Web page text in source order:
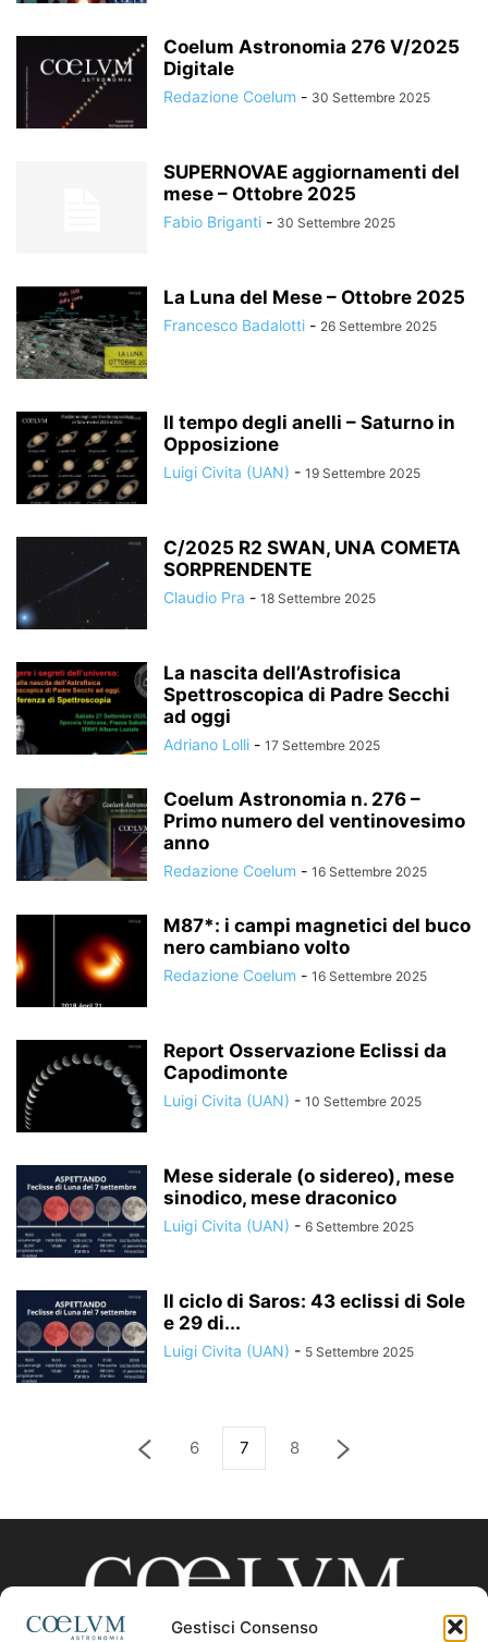
Gestisci Consenso
Coelum Astronomia 276 V/2025
Digitale
Redazione Coelum - 30 Settembre 2025
SUPERNOVAE aggiornamenti del
mese – Ottobre 2025
Fabio Briganti - 30 Settembre 2025
La Luna del Mese – Ottobre 2025
Francesco Badalotti - 26 Settembre 2025
Il tempo degli anelli – Saturno in
Opposizione
Luigi Civita (UAN) - 19 Settembre 2025
C/2025 R2 SWAN, UNA COMETA
SORPRENDENTE
Claudio Pra - 18 Settembre 2025
La nascita dell’Astrofisica
Spettroscopica di Padre Secchi
ad oggi
Adriano Lolli - 17 Settembre 2025
Coelum Astronomia n. 276 –
Primo numero del ventinovesimo
anno
Redazione Coelum - 16 Settembre 2025
M87*: i campi magnetici del buco
nero cambiano volto
Redazione Coelum - 16 Settembre 2025
Report Osservazione Eclissi da
Capodimonte
Luigi Civita (UAN) - 10 Settembre 2025
Mese siderale (o sidereo), mese
sinodico, mese draconico
Luigi Civita (UAN) - 6 Settembre 2025
Il ciclo di Saros: 43 eclissi di Sole
e 29 di...
Luigi Civita (UAN) - 5 Settembre 2025
6 7 8